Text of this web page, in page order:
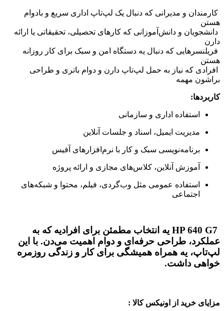
کارمندان و مدیرانی که دنبال یک لپ‌تاپ اداری سریع و بادوام
هستن
دانشجویان و دانش‌آموزانی که کارهای تحصیلی، تحقیقاتی یا ارائه
دارن
فریلنسرهایی که دنبال یه دستگاه امن و سبک برای کار روزانه
هستن
افرادی که نیاز به حمل لپ‌تاپ دارن و دوام باتری و طراحی
براشون مهمه
کاربردها:
استفاده اداری و سازمانی
مدیریت ایمیل، اسناد و جلسات آنلاین
برنامه‌نویسی سبک و کار با نرم‌افزارهای آفیس
آموزش آنلاین، کلاس‌های مجازی و ارائه پروژه
استفاده عمومی مثل وب‌گردی، فیلم، محتوا و شبکه‌های
اجتماعی
HP 640 G7 یه انتخاب مطمئن برای افرادیه که به
عملکرد، طراحی حرفه‌ای و دوام اهمیت می‌دن. با این
لپ‌تاپ، یه همراه همیشگی برای کار و زندگی روزمره
خواهی داشت.
مزایای خرید از اونیکس کالا :